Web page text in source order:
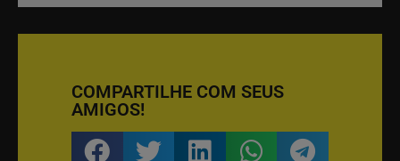
COMPARTILHE COM SEUS
AMIGOS!